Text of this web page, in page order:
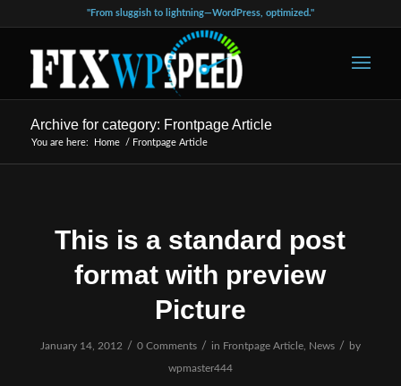
"From sluggish to lightning—WordPress, optimized."
Archive for category: Frontpage Article
You are here: Home / Frontpage Article
This is a standard post
format with preview
Picture
January 14, 2012 / 0 Comments / in Frontpage Article, News / by
wpmaster444